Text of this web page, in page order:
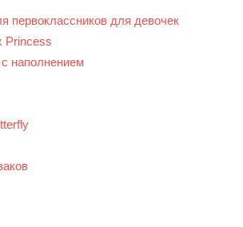
первоклассников для девочек
Princess
наполнением